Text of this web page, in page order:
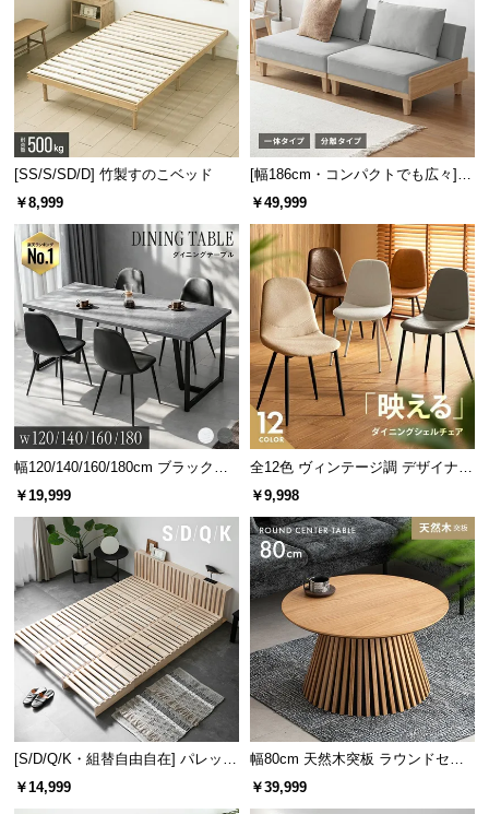
傷や錆に強いスチール製フレーム
パウダーコーティングを施したフレームは、傷や錆
に強く耐久性が高いので長くお使い頂けます。
パウダーコーティングとは
ガードレールやスチール家具、ビル建材など、過
酷な使用状況で多く利用される塗装技法。有機溶
剤不使用で、人体や環境にも優しい塗装です。
超低ホルムの安全素材
安全面にもこだわりの設計。ホルムアルデヒドの放
[SS/S/SD/D] 竹製すのこベッド
￥8,999
[幅186cm・コンパクトでも広々] 3
人掛けソファベッド リクライニン
￥49,999
幅120/140/160/180cm ブラックフ
レーム ダイニング 大理石調 4人掛
￥19,999
全12色 ヴィンテージ調 デザイナー
ズシェルチェア
￥9,998
[S/D/Q/K・組替自由自在] パレット
ベッド 8/12/16枚セット
￥14,999
幅80cm 天然木突板 ラウンドセン
ターテーブル 美しい格子デザイン
￥39,999